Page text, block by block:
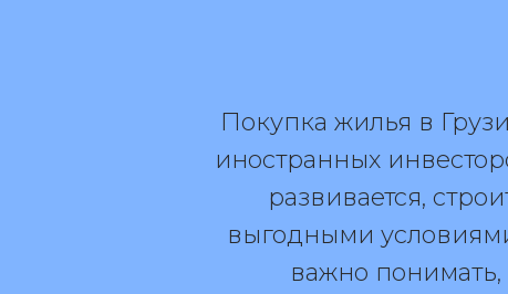
Покупка жилья в
иностранных
развивается,
выгодными
важно